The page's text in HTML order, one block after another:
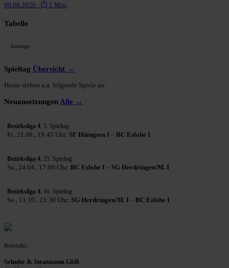
09.08.2026 · ⏱ 1 Min.
Tabelle
Anzeige
Spieltag Übersicht →
Heute stehen u.a. folgende Spiele an:
Neuansetzungen Alle →
Bezirksliga 4, 3. Spieltag
Fr., 21.08., 19:45 Uhr: SF Hüingsen I – BC Eslohe I
Bezirksliga 4, 25. Spieltag
Sa., 24.04., 17:00 Uhr: BC Eslohe I – SG Herdringen/M. I
Bezirksliga 4, 10. Spieltag
So., 11.10., 15:30 Uhr: SG Herdringen/M. I – BC Eslohe I
Kontakt:
Schulte & Stratmann GbR